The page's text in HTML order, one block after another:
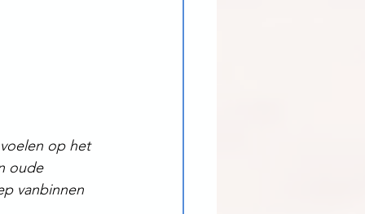
op het
oude
vanbinnen